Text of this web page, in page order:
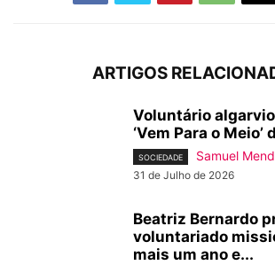
ARTIGOS
Voluntário
‘Vem Para o Meio’
SOCIEDADE Samuel
31 de Julho de 2026
Beatriz Bernardo
voluntariado
mais um ano e...